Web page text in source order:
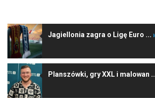
Jagiellonia zagra o Ligę Euro ...
Planszówki, gry XXL i malowan